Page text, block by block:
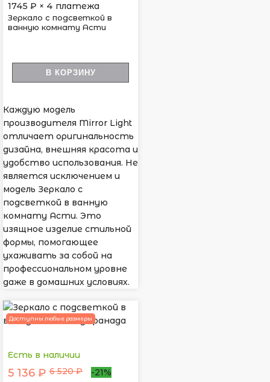
1745 ₽ × 4 платежа
Зеркало с подсветкой в
ванную комнату Асти
В КОРЗИНУ
Каждую модель
производителя Mirror Light
отличает оригинальность
дизайна, внешняя красота и
удобство использования. Не
является исключением и
модель Зеркало с
подсветкой в ванную
комнату Асти. Это
изящное изделие стильной
формы, помогающее
ухаживать за собой на
профессиональном уровне
даже в домашних условиях.
Доступны любые размеры
Есть в наличии
5 136 ₽ 6 520 ₽
-21%